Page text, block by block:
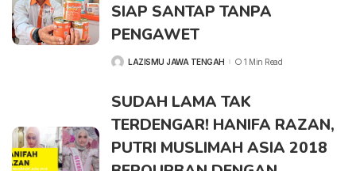
SIAP SANTAP TANPA
PENGAWET
LAZISMU JAWA TENGAH 1 Min Read
SUDAH LAMA TAK
TERDENGAR! HANIFA RAZAN,
PUTRI MUSLIMAH ASIA 2018